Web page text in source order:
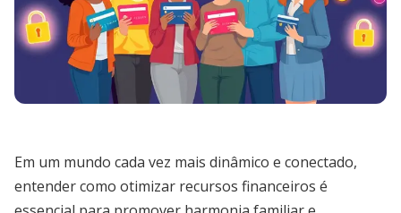
Em um mundo cada vez mais dinâmico e conectado,
entender como otimizar recursos financeiros é